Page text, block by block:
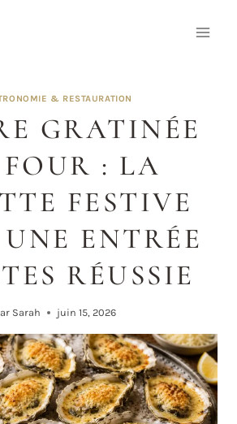
& RESTAURATION
GRATINÉE
: LA
FESTIVE
ENTRÉE
RÉUSSIE
Sarah juin 15, 2026